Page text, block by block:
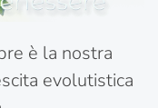
è la nostra
evolutistica